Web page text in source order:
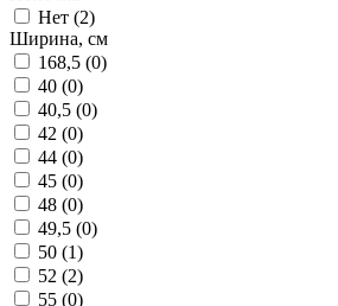
Нет (2)
Ширина, см
168,5 (0)
40 (0)
40,5 (0)
42 (0)
44 (0)
45 (0)
48 (0)
49,5 (0)
50 (1)
52 (2)
55 (0)